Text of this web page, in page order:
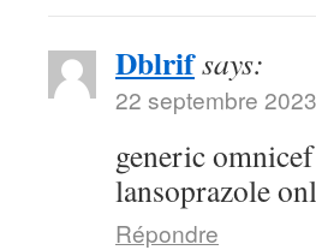
Dblrifsays:
22 septembre
generic omnicef
lansoprazole
Répondre